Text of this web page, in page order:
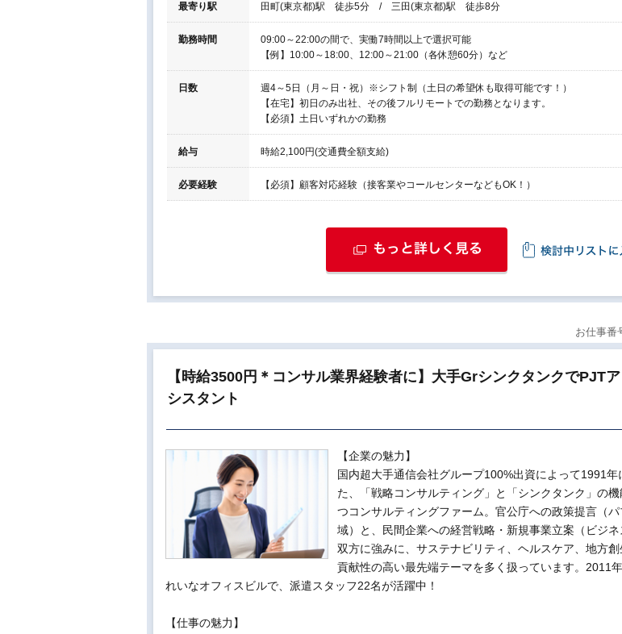
最寄り駅 田町(東京都)駅 徒歩5分 / 三田(東京都)駅 徒歩8分
勤務時間
09:00～22:00の間で、実働7時間以上で選択可能
【例】10:00～18:00、12:00～21:00（各休憩60分）など
日数
週4～5日（月～日・祝）※シフト制（土日の希望休も取得可能です！）
【在宅】初日のみ出社、その後フルリモートでの勤務となります。
【必須】土日いずれかの勤務
給与 時給2,100円(交通費全額支給)
必要経験 【必須】顧客対応経験（接客業やコールセンターなどもOK！）
お仕事番
【時給3500円＊コンサル業界経験者に】大手GrシンクタンクでPJTア
シスタント
【企業の魅力】
国内超大手通信会社グループ100%出資によって1991年
た、「戦略コンサルティング」と「シンクタンク」の
つコンサルティングファーム。官公庁への政策提言（
域）と、民間企業への経営戦略・新規事業立案（ビジ
双方に強みに、サステナビリティ、ヘルスケア、地方
貢献性の高い最先端テーマを多く扱っています。2011
れいなオフィスビルで、派遣スタッフ22名が活躍中！
【仕事の魅力】